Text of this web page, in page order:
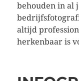
behouden in al
altijd
herkenbaar is